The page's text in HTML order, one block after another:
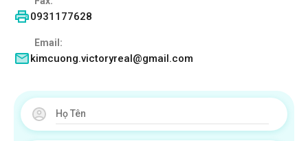
0931177628
Email:
kimcuong.victoryreal@gmail.com